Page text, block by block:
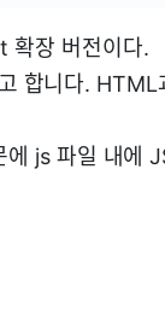
확장 버전이다.
니다. HTML
js 파일 내에